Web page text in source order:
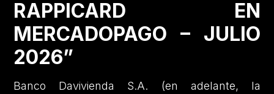
RAPPICARD EN
MERCADOPAGO – JULIO
2026”
Banco Davivienda S.A. (en adelante, la